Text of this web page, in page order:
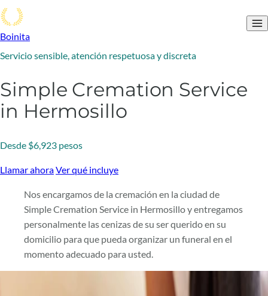
Boinita
Servicio sensible, atención respetuosa y discreta
Simple Cremation Service
in Hermosillo
Desde $6,923 pesos
Llamar ahoraVer qué incluye
Nos encargamos de la cremación en la ciudad de
Simple Cremation Service in Hermosillo y entregamos
personalmente las cenizas de su ser querido en su
domicilio para que pueda organizar un funeral en el
momento adecuado para usted.